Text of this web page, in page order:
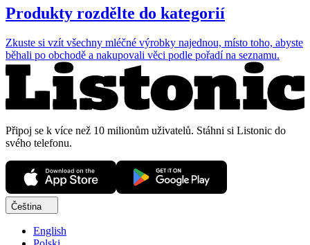
Produkty rozdělte do kategorií
Zkuste si vzít všechny mléčné výrobky najednou, místo toho, abyste
běhali po obchodě a nakupovali věci podle pořadí na seznamu.
Připoj se k více než 10 milionům uživatelů. Stáhni si Listonic do
svého telefonu.
Čeština
English